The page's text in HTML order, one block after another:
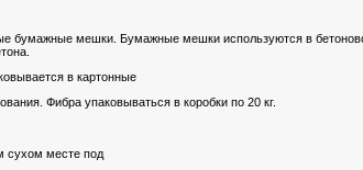
бумажные мешки. Бумажные мешки используются в
в картонные
Фибра упаковываться в коробки по 20 кг.
сухом месте под